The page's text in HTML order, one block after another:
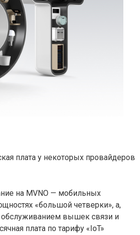
плата у некоторых провайдеров
на MVNO — мобильных
«большой четверки», а,
обслуживанием вышек связи и
плата по тарифу «IoT»